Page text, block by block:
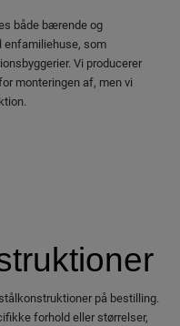
både bærende og
enfamiliehuse, som
Vi producerer
monteringen af, men vi
på bestilling.
forhold eller størrelser,